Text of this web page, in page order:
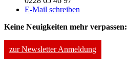
E-Mail schreiben
Keine Neuigkeiten mehr verpassen:
zur Newsletter Anmeldung